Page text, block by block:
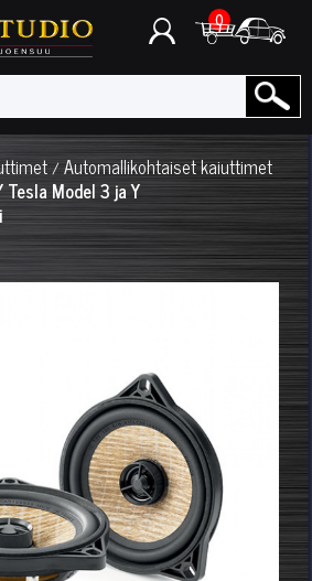
0
/Automallikohtaiset kaiuttimet
Model 3 ja Y